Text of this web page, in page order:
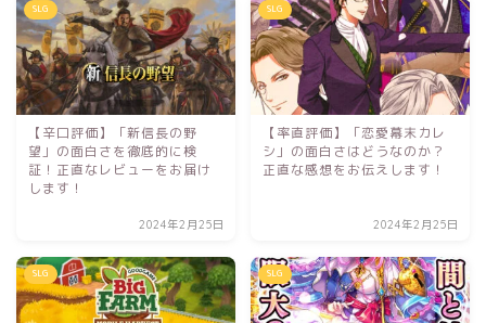
SLG
【辛口評価】「新信長の野
望」の面白さを徹底的に検
証！正直なレビューをお届け
します！
2024年2月25日
SLG
【率直評価】「恋愛幕末カレ
シ」の面白さはどうなのか？
正直な感想をお伝えします！
2024年2月25日
SLG SLG